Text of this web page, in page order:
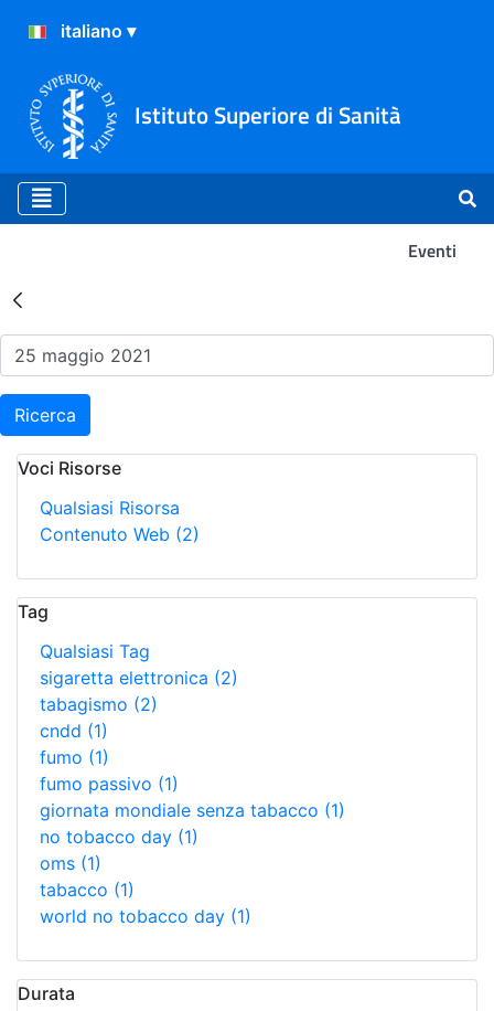
Istituto Superiore di Sanità
Eventi
Risultati della Ricerca -
Ricerca
Voci Risorse
Qualsiasi Risorsa
Contenuto Web (2)
Tag
Qualsiasi Tag
sigaretta elettronica (2)
tabagismo (2)
cndd (1)
fumo (1)
fumo passivo (1)
giornata mondiale senza tabacco (1)
no tobacco day (1)
oms (1)
tabacco (1)
world no tobacco day (1)
Durata